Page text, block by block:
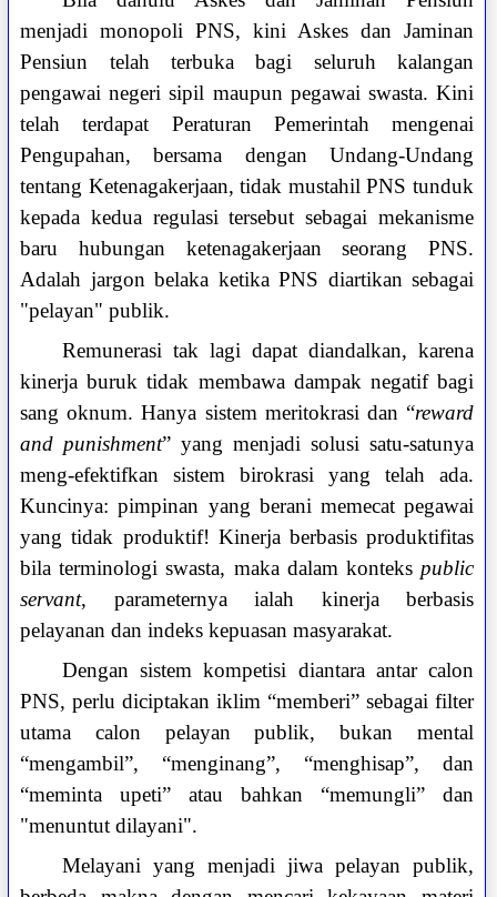
menjadi monopoli PNS, kini Askes dan Jaminan
Pensiun telah terbuka bagi seluruh kalangan
pengawai negeri sipil maupun pegawai swasta. Kini
telah terdapat Peraturan Pemerintah mengenai
Pengupahan, bersama dengan Undang-Undang
tentang Ketenagakerjaan, tidak mustahil PNS tunduk
kepada kedua regulasi tersebut sebagai mekanisme
baru hubungan ketenagakerjaan seorang PNS.
Adalah jargon belaka ketika PNS diartikan sebagai
"pelayan" publik.
Remunerasi tak lagi dapat diandalkan, karena
kinerja buruk tidak membawa dampak negatif bagi
sang oknum. Hanya sistem meritokrasi dan “reward
and punishment” yang menjadi solusi satu-satunya
meng-efektifkan sistem birokrasi yang telah ada.
Kuncinya: pimpinan yang berani memecat pegawai
yang tidak produktif! Kinerja berbasis produktifitas
bila terminologi swasta, maka dalam konteks public
servant, parameternya ialah kinerja berbasis
pelayanan dan indeks kepuasan masyarakat.
Dengan sistem kompetisi diantara antar calon
PNS, perlu diciptakan iklim “memberi” sebagai filter
utama calon pelayan publik, bukan mental
“mengambil”, “menginang”, “menghisap”, dan
“meminta upeti” atau bahkan “memungli” dan
"menuntut dilayani".
Melayani yang menjadi jiwa pelayan publik,